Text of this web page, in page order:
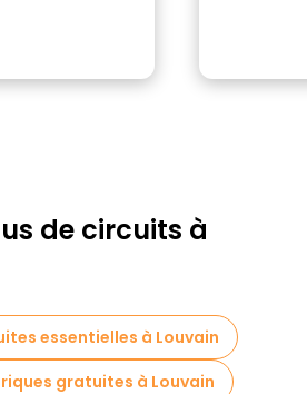
de circuits à
essentielles à Louvain
gratuites à Louvain